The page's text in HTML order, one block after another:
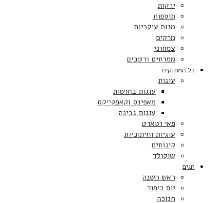
ירקות
תוספות
מנות עיקריות
מרקים
צמחוני
ממרחים ורטבים
כל המתוקים
עוגות
עוגות בחושות
מאפינס וקאפקייקס
עוגות גבינה
פאי וטארט
עוגיות וחיתוכיות
קינוחים
שוקולד
חגים
ראש השנה
יום כיפור
חנוכה